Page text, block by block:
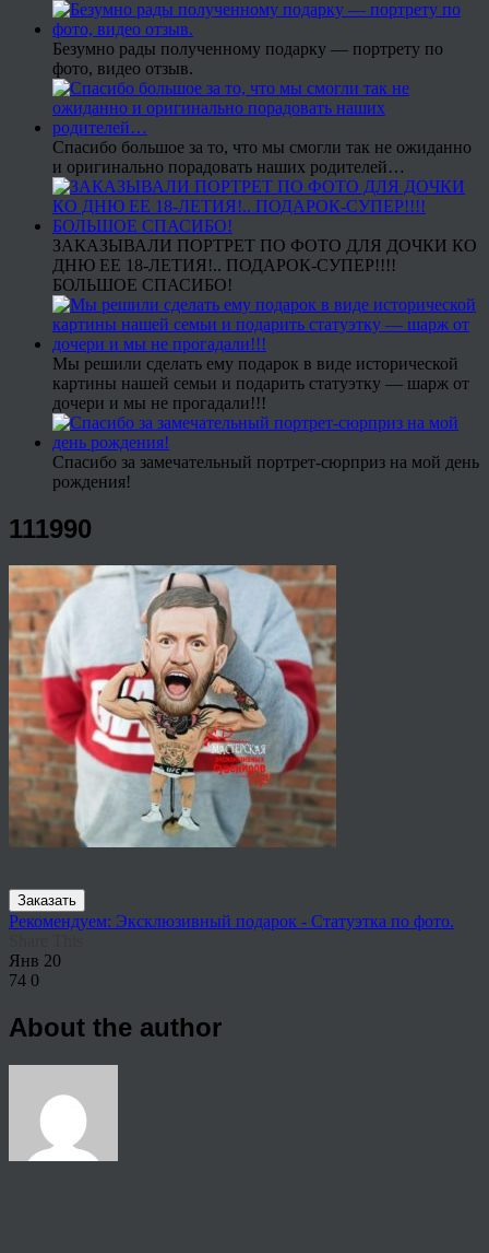
Безумно рады полученному подарку — портрету по
фото, видео отзыв.
Спасибо большое за то, что мы смогли так не ожиданно
и оригинально порадовать наших родителей…
ЗАКАЗЫВАЛИ ПОРТРЕТ ПО ФОТО ДЛЯ ДОЧКИ КО
ДНЮ ЕЕ 18-ЛЕТИЯ!.. ПОДАРОК-СУПЕР!!!!
БОЛЬШОЕ СПАСИБО!
Мы решили сделать ему подарок в виде исторической
картины нашей семьи и подарить статуэтку — шарж от
дочери и мы не прогадали!!!
Спасибо за замечательный портрет-сюрприз на мой день
рождения!
111990
Заказать
Рекомендуем: Эксклюзивный подарок - Статуэтка по фото.
Янв 20
74 0
About the author